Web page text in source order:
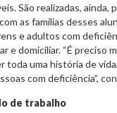
São realizadas, ainda,
as famílias desses
e adultos com
e domiciliar. “É preciso
toda uma história de
com deficiência”,
de trabalho